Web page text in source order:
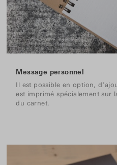
Message personnel
Il est possible en option,
est imprimé spécialement sur
du carnet.